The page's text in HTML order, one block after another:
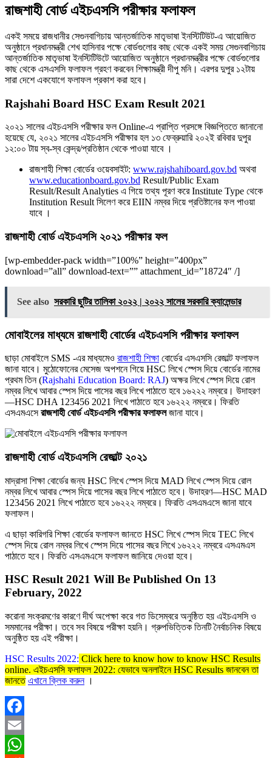
রাজশাহী বোর্ড এইচএসসি পরীক্ষার ফলাফল
একই সময়ে রাজধানীর সেগুনবাগিচায় আন্তর্জাতিক মাতৃভাষা ইনস্টিটিউট-এ আয়োজিত
অনুষ্ঠানে প্রধানমন্ত্রী শেখ হাসিনার পক্ষে বোর্ডগুলোর কাছ থেকে একই সময় সেগুনবাগিচায়
আন্তর্জাতিক মাতৃভাষা ইনস্টিটিউটে আয়োজিত অনুষ্ঠানে প্রধানমন্ত্রীর পক্ষে বোর্ডগুলোর
কাছ থেকে এসএসসি ফলাফল গ্রহণ করবেন শিক্ষামন্ত্রী দীপু মনি। এরপর দুপুর ১২টায়
সারা দেশে একযোগে ফলাফল প্রকাশ করা হবে।
Rajshahi Board HSC Exam Result 2021
২০২১ সালের এইচএসসি পরীক্ষার ফল Online-এ প্রাপ্তি প্রসঙ্গে বিজ্ঞপ্তিতে জানানাে
হয়েছে যে, ২০২১ সালের এইচএসসি পরীক্ষার হল ১৩ ফেব্রুয়ারি ২০২ই রবিবার দুপুর
১২:০০ টায় স্ব-স্ব কেন্দ্র/প্রতিষ্ঠান থেকে পাওয়া যাবে ।
রাজশাহী শিক্ষা বোর্ডের ওয়েবসাইট: www.rajshahiboard.gov.bd অথবা
www.educationboard.gov.bd Result/Public Exam
Result/Result Analyties এ গিয়ে তথ্য পূরণ করে Institute Type থেকে
Institution Result সিলেণ করে EIIN নম্বর দিয়ে প্রতিষ্টানের ফল পাওয়া
যাবে ।
রাজশাহী বোর্ড এইচএসসি ২০২১ পরীক্ষার ফল
[wp-embedder-pack width=”100%” height=”400px”
download=”all” download-text=”” attachment_id=”18724″ /]
See also সরকারি ছুটির তালিকা ২০২২ | ২০২২ সালের সরকারি ক্যালেন্ডার
মোবাইলের মাধ্যমে রাজশাহী বোর্ডের এইচএসসি পরীক্ষার ফলাফল
ছাড়া মোবাইলে SMS -এর মাধ্যমেও রাজশাহী শিক্ষা বোর্ডের এসএসসি রেজাল্ট ফলাফল
জানা যাবে। মুঠোফোনের মেসেজ অপশনে গিয়ে HSC লিখে স্পেস দিয়ে বোর্ডের নামের
প্রথম তিন (Rajshahi Education Board: RAJ) অক্ষর লিখে স্পেস দিয়ে রোল
নম্বর লিখে আবার স্পেস দিয়ে পাসের বছর লিখে পাঠাতে হবে ১৬২২২ নম্বরে। উদাহরণ
—HSC DHA 123456 2021 লিখে পাঠাতে হবে ১৬২২২ নম্বরে। ফিরতি
এসএমএসেরাজশাহী বোর্ড এইচএসসি পরীক্ষার ফলাফলজানা যাবে।
রাজশাহী বোর্ড এইচএসসি রেজাল্ট ২০২১
মাদ্রাসা শিক্ষা বোর্ডের জন্য HSC লিখে স্পেস দিয়ে MAD লিখে স্পেস দিয়ে রোল
নম্বর লিখে আবার স্পেস দিয়ে পাসের বছর লিখে পাঠাতে হবে। উদাহরণ—HSC MAD
123456 2021 লিখে পাঠাতে হবে ১৬২২২ নম্বরে। ফিরতি এসএমএসে জানা যাবে
ফলাফল।
এ ছাড়া কারিগরি শিক্ষা বোর্ডের ফলাফল জানতে HSC লিখে স্পেস দিয়ে TEC লিখে
স্পেস দিয়ে রোল নম্বর লিখে স্পেস দিয়ে পাসের বছর লিখে ১৬২২২ নম্বরে এসএমএস
পাঠাতে হবে। ফিরতি এসএমএসে ফলাফল জানিয়ে দেওয়া হবে।
HSC Result 2021 Will Be Published On 13
February, 2022
করোনা সংক্রমণের কারণে দীর্ঘ অপেক্ষা করে গত ডিসেম্বরে অনুষ্ঠিত হয় এইচএসসি ও
সমমানের পরীক্ষা। তবে সব বিষয়ে পরীক্ষা হয়নি। গ্রুপভিত্তিক তিনটি নৈর্বাচনিক বিষয়ে
অনুষ্ঠিত হয় এই পরীক্ষা।
HSC Results 2022: Click here to know how to know HSC Results
online. এইচএসসি ফলাফল 2022: যেভাবে অনলাইনে HSC Results জানবেন তা
জানতে এখানে ক্লিক করুন।
Facebook
Email